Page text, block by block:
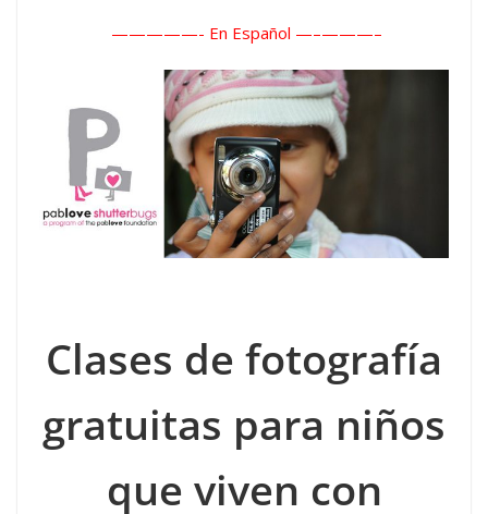
—————- En Español —–———–
Clases de fotografía
gratuitas para niños
que viven con